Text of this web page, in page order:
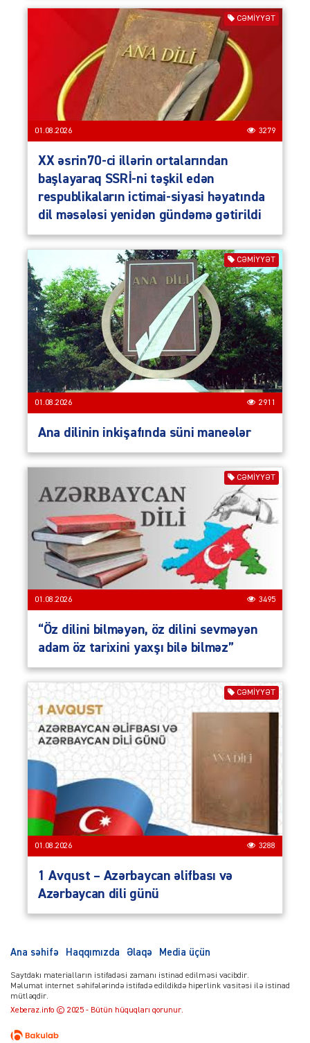
CƏMIYYƏT
01.08.2026 3279
XX əsrin70-ci illərin ortalarından
başlayaraq SSRİ-ni təşkil edən
respublikaların ictimai-siyasi həyatında
dil məsələsi yenidən gündəmə gətirildi
CƏMIYYƏT
01.08.2026 2911
Ana dilinin inkişafında süni maneələr
CƏMIYYƏT
01.08.2026 3495
“Öz dilini bilməyən, öz dilini sevməyən
adam öz tarixini yaxşı bilə bilməz”
CƏMIYYƏT
01.08.2026 3288
1 Avqust – Azərbaycan əlifbası və
Azərbaycan dili günü
Ana səhifə Haqqımızda Əlaqə Media üçün
Saytdakı materialların istifadəsi zamanı istinad edilməsi vacibdir.
Məlumat internet səhifələrində istifadə edildikdə hiperlink vasitəsi ilə istinad
mütləqdir.
Xeberaz.info © 2025 - Bütün hüquqları qorunur.